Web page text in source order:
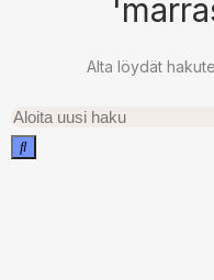
Alta löydät